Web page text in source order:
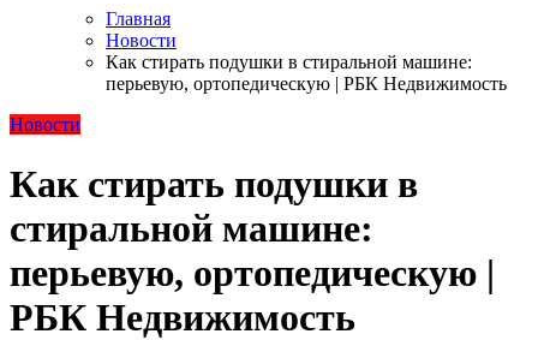
Главная
Новости
Как стирать подушки в стиральной машине:
перьевую, ортопедическую | РБК Недвижимость
Новости
Как стирать подушки в
стиральной машине:
перьевую, ортопедическую |
РБК Недвижимость